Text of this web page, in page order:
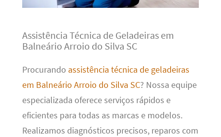
Assistência Técnica de Geladeiras em
Balneário Arroio do Silva SC
Procurando assistência técnica de geladeiras
em Balneário Arroio do Silva SC? Nossa equipe
especializada oferece serviços rápidos e
eficientes para todas as marcas e modelos.
Realizamos diagnósticos precisos, reparos com